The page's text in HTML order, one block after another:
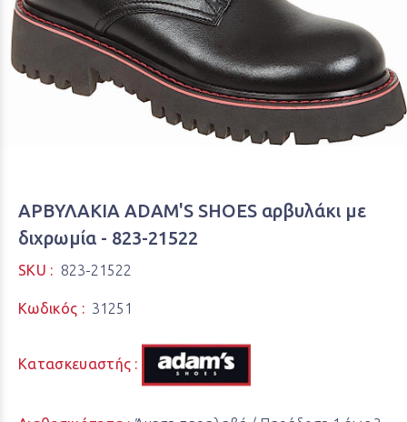
ΑΡΒΥΛΑΚΙΑ ADAM'S SHOES αρβυλάκι με
διχρωμία - 823-21522
SKU : 823-21522
Κωδικός : 31251
Κατασκευαστής :